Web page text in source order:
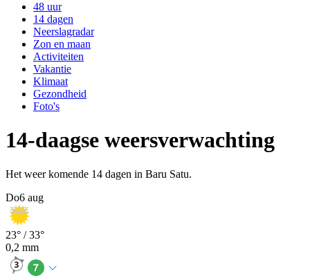
48 uur
14 dagen
Neerslagradar
Zon en maan
Activiteiten
Vakantie
Klimaat
Gezondheid
Foto's
14-daagse weersverwachting
Het weer komende 14 dagen in Baru Satu.
Do6 aug
23° /33°
0,2 mm